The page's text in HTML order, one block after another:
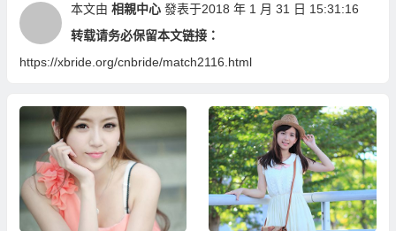
本文由 相親中心 發表于2018 年 1 月 31 日 15:31:16
转载请务必保留本文链接：
https://xbride.org/cnbride/match2116.html